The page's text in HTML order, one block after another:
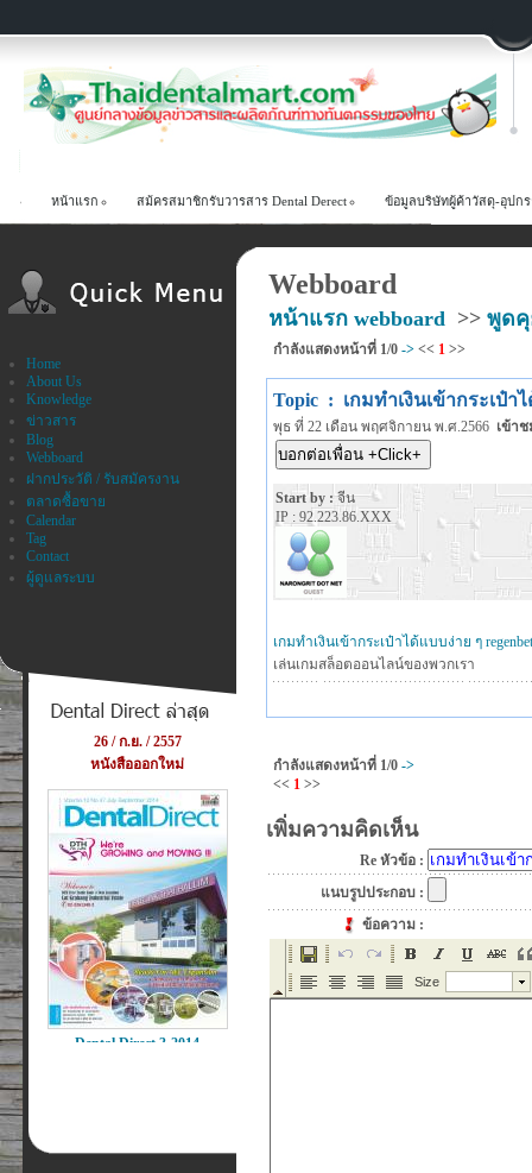
หน้าแรก สม้ครสมาชิกรับวารสาร Dental Derect ข้อมูลบริษัทผู้ค้าวัสดุ-อุปก
Home
About Us
Knowledge
ข่าวสาร
Blog
Webboard
ฝากประวัติ / รับสมัครงาน
ตลาดซื้อขาย
Calendar
Tag
Contact
ผู้ดูแลระบบ
Webboard
หน้าแรก webboard >> พูดคุ
กำลังแสดงหน้าที่ 1/0 -> << 1 >>
Topic : เกมทำเงินเข้ากระเป๋า
พุธ ที่ 22 เดือน พฤศจิกายน พ.ศ.2566 เข้า
Start by :จีน
IP : 92.223.86.XXX
เกมทำเงินเข้ากระเป๋าได้แบบง่าย ๆ regenbet
เล่นเกมสล็อตออนไลน์ของพวกเรา
กำลังแสดงหน้าที่ 1/0 ->
<< 1 >>
เพิ่มความคิดเห็น
Re หัวข้อ :
แนบรูปประกอบ :
ข้อความ :